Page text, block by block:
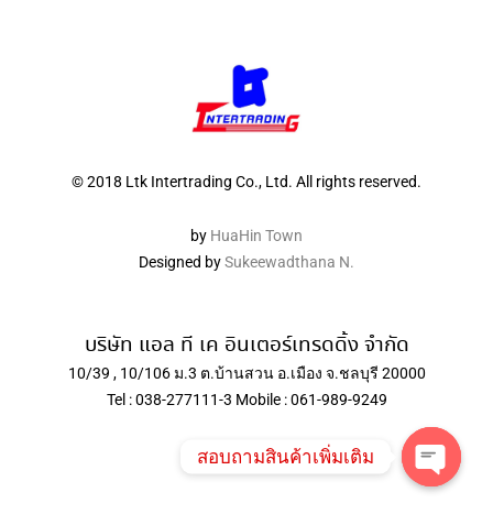
© 2018 Ltk Intertrading Co., Ltd. All rights reserved.
by HuaHin Town
Designed bySukeewadthana N.
บริษัท แอล ที เค อินเตอร์เทรดดิ้ง จำกัด
10/39 , 10/106 ม.3 ต.บ้านสวน อ.เมือง จ.ชลบุรี 20000
Tel : 038-277111-3 Mobile : 061-989-9249
สอบถามสินค้าเพิ่มเติม
Open